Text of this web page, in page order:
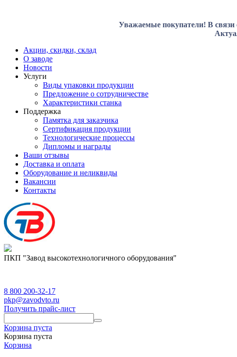
Уважаемые покупатели! В связи
Акции, скидки, склад
О заводе
Новости
Услуги
Виды упаковки продукции
Предложение о сотрудничестве
Характеристики станка
Поддержка
Памятка для заказчика
Сертификация продукции
Технологические процессы
Дипломы и награды
Ваши отзывы
Доставка и оплата
Оборудование и неликвиды
Вакансии
Контакты
ПКП "Завод высокотехнологичного оборудования"
8 800 200-32-17
pkp@zavodvto.ru
Получить прайс-лист
Корзина пуста
Корзина пуста
Корзина